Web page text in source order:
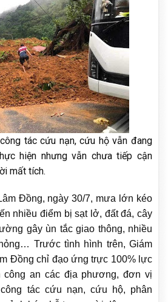
tác cứu nạn, cứu hộ vẫn đang
hiện nhưng vẫn chưa tiếp cận
mất tích.
Đồng, ngày 30/7, mưa lớn kéo
nhiều điểm bị sạt lở, đất đá, cây
gây ùn tắc giao thông, nhiều
Trước tình hình trên, Giám
Đồng chỉ đạo ứng trực 100% lực
công an các địa phương, đơn vị
tác cứu nạn, cứu hộ, phân